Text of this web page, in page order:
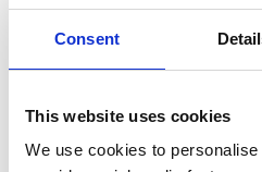
Consent
This website uses cookies
We use cookies to
Nodiafau